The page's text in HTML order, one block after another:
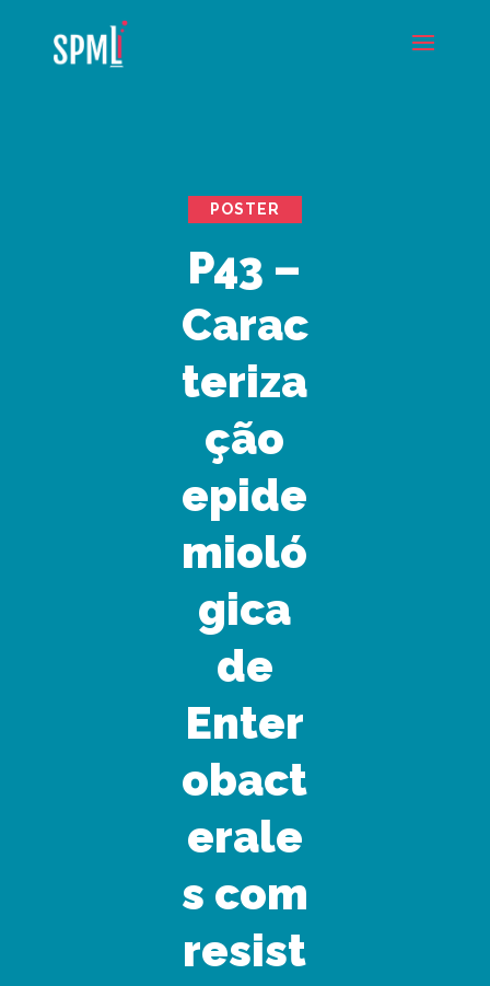
POSTER
P43 –
Carac
teriza
ção
epide
mioló
gica
de
Enter
obact
erale
s com
resist